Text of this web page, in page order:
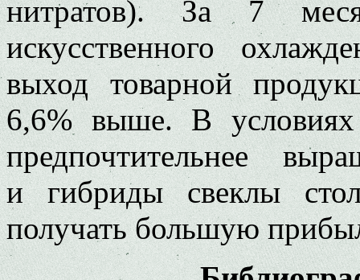
нитратов). За 7
искусственного
выход товарной
6,6% выше. В
предпочтительнее
и гибриды свеклы
получать большую